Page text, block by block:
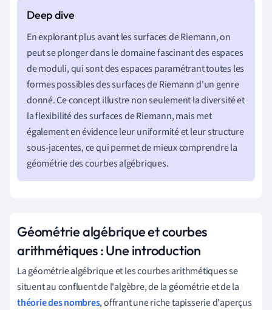
En explorant plus avant les surfaces de Riemann, on
peut se plonger dans le domaine fascinant des espaces
de moduli, qui sont des espaces paramétrant toutes les
formes possibles des surfaces de Riemann d'un genre
donné. Ce concept illustre non seulement la diversité et
la flexibilité des surfaces de Riemann, mais met
également en évidence leur uniformité et leur structure
sous-jacentes, ce qui permet de mieux comprendre la
géométrie des courbes algébriques.
Géométrie algébrique et courbes
arithmétiques : Une introduction
La géométrie algébrique et les courbes arithmétiques se
situent au confluent de l'algèbre, de la géométrie et de la
théorie des nombres, offrant une riche tapisserie d'aperçus